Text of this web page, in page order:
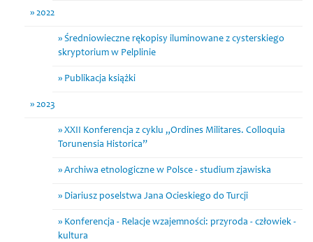
2022
Średniowieczne rękopisy iluminowane z cysterskiego
skryptorium w Pelplinie
Publikacja książki
2023
XXII Konferencja z cyklu „Ordines Militares. Colloquia
Torunensia Historica”
Archiwa etnologiczne w Polsce - studium zjawiska
Diariusz poselstwa Jana Ocieskiego do Turcji
Konferencja - Relacje wzajemności: przyroda - człowiek -
kultura